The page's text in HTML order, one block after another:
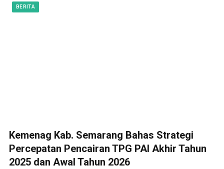
BERITA
Kemenag Kab. Semarang Bahas Strategi
Percepatan Pencairan TPG PAI Akhir Tahun
2025 dan Awal Tahun 2026